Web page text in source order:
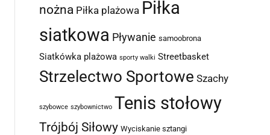
nożna Piłka plażowa Piłka
siatkowa Pływanie samoobrona
Siatkówka plażowa sporty walki Streetbasket
Strzelectwo Sportowe Szachy
szybowce szybownictwo Tenis stołowy
Trójbój Siłowy Wyciskanie sztangi